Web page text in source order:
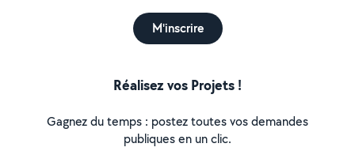
M'inscrire
Réalisez vos Projets !
Gagnez du temps : postez toutes vos demandes
publiques en un clic.